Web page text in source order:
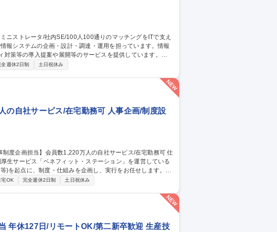
策等の導入提案や展開等のサービスを提供しています。
ムの設計/構築/運用保守■社内用IaaS/SaaS/Idpの設計/構築/運
つまり「チームワークあふれる“会社”を創る」ために「いつ
をミッションとしています 募集職種 ■システムア
グをITで支える
全週休2日制 土日祝休み
の自社サービス/在宅勤務可 人事企画/制度設
生サービス「ベネフィット・ステーション」を運営している
)を起点に、制度・仕組みを企画し、実行をお任せします。
定・運用■要員計画・人員管理の高度化、モニタリング■人事
約管理■労務相談・リスク対応※ご経験が少ない場合は育成し
厚生制度の運用実務もお任せ。 募集職種 【人事制
務可
宅OK 完全週休2日制 土日祝休み
年休127日/リモートOK/第二新卒歓迎 生産技